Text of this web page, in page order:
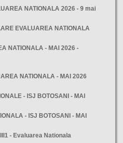
NATIONALA 2026 - 9 mai
EVALUAREA NATIONALA
NATIONALA - MAI 2026 -
NATIONALA - MAI 2026
- ISJ BOTOSANI - MAI
- ISJ BOTOSANI - MAI
- Evaluarea Nationala